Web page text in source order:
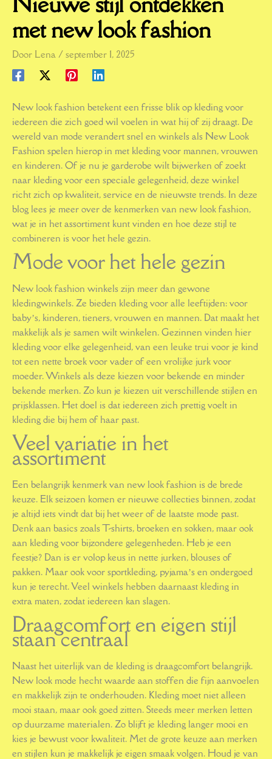
met new look fashion
Door Lena / september 1, 2025
New look fashion betekent een frisse blik op kleding voor
iedereen die zich goed wil voelen in wat hij of zij draagt. De
wereld van mode verandert snel en winkels als New Look
Fashion spelen hierop in met kleding voor mannen, vrouwen
en kinderen. Of je nu je garderobe wilt bijwerken of zoekt
naar kleding voor een speciale gelegenheid, deze winkel
richt zich op kwaliteit, service en de nieuwste trends. In deze
blog lees je meer over de kenmerken van new look fashion,
wat je in het assortiment kunt vinden en hoe deze stijl te
combineren is voor het hele gezin.
Mode voor het hele gezin
New look fashion winkels zijn meer dan gewone
kledingwinkels. Ze bieden kleding voor alle leeftijden: voor
baby’s, kinderen, tieners, vrouwen en mannen. Dat maakt het
makkelijk als je samen wilt winkelen. Gezinnen vinden hier
kleding voor elke gelegenheid, van een leuke trui voor je kind
tot een nette broek voor vader of een vrolijke jurk voor
moeder. Winkels als deze kiezen voor bekende en minder
bekende merken. Zo kun je kiezen uit verschillende stijlen en
prijsklassen. Het doel is dat iedereen zich prettig voelt in
kleding die bij hem of haar past.
Veel variatie in het
assortiment
Een belangrijk kenmerk van new look fashion is de brede
keuze. Elk seizoen komen er nieuwe collecties binnen, zodat
je altijd iets vindt dat bij het weer of de laatste mode past.
Denk aan basics zoals T-shirts, broeken en sokken, maar ook
aan kleding voor bijzondere gelegenheden. Heb je een
feestje? Dan is er volop keus in nette jurken, blouses of
pakken. Maar ook voor sportkleding, pyjama’s en ondergoed
kun je terecht. Veel winkels hebben daarnaast kleding in
extra maten, zodat iedereen kan slagen.
Draagcomfort en eigen stijl
staan centraal
Naast het uiterlijk van de kleding is draagcomfort belangrijk.
New look mode hecht waarde aan stoffen die fijn aanvoelen
en makkelijk zijn te onderhouden. Kleding moet niet alleen
mooi staan, maar ook goed zitten. Steeds meer merken letten
op duurzame materialen. Zo blijft je kleding langer mooi en
kies je bewust voor kwaliteit. Met de grote keuze aan merken
en stijlen kun je makkelijk je eigen smaak volgen. Houd je van